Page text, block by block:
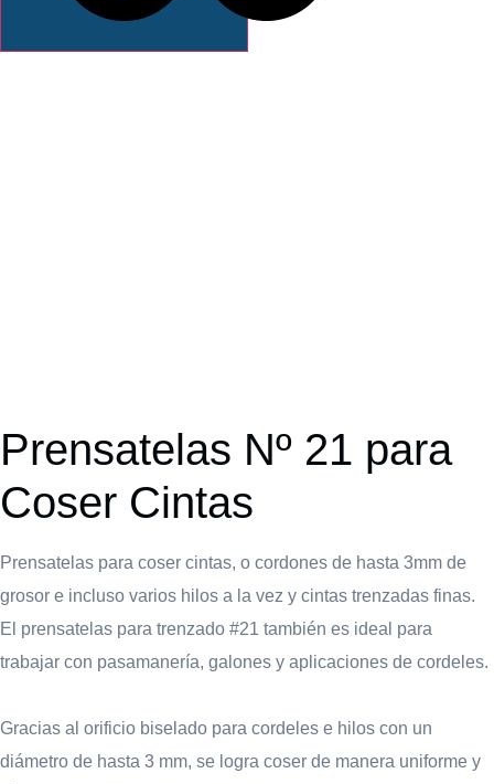
Prensatelas Nº 21 para
Coser Cintas
Prensatelas para coser cintas, o cordones de hasta 3mm de
grosor e incluso varios hilos a la vez y cintas trenzadas finas.
El prensatelas para trenzado #21 también es ideal para
trabajar con pasamanería, galones y aplicaciones de cordeles.
Gracias al orificio biselado para cordeles e hilos con un
diámetro de hasta 3 mm, se logra coser de manera uniforme y